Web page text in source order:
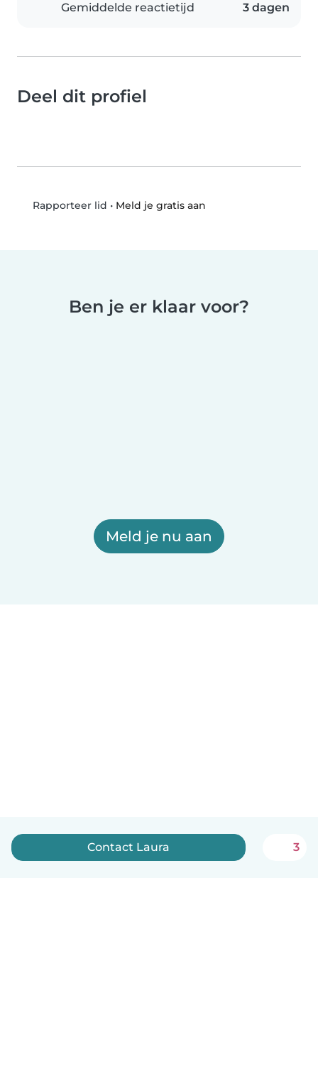
Gemiddelde reactietijd 3 dagen
Deel dit profiel
Rapporteer lid • Meld je gratis aan
Ben je er klaar voor?
Meld je nu aan
Contact Laura 3